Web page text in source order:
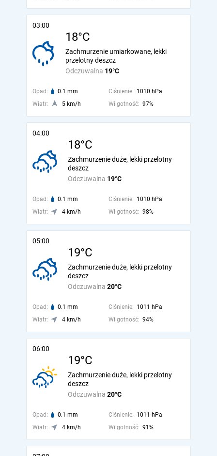
03:00
18°C
Odczuwalna 19°C
Zachmurzenie umiarkowane, lekki
przelotny deszcz
Opad: 0.1 mm Ciśnienie: 1010 hPa
Wiatr:
5 km/h Wilgotność: 97%
04:00
18°C
Odczuwalna 19°C
Zachmurzenie duże, lekki przelotny
deszcz
Opad: 0.1 mm Ciśnienie: 1010 hPa
Wiatr:
4 km/h Wilgotność: 98%
05:00
19°C
Odczuwalna 20°C
Zachmurzenie duże, lekki przelotny
deszcz
Opad: 0.1 mm Ciśnienie: 1011 hPa
Wiatr:
4 km/h Wilgotność: 94%
06:00
19°C
Odczuwalna 20°C
Zachmurzenie duże, lekki przelotny
deszcz
Opad: 0.1 mm Ciśnienie: 1011 hPa
Wiatr:
4 km/h Wilgotność: 91%